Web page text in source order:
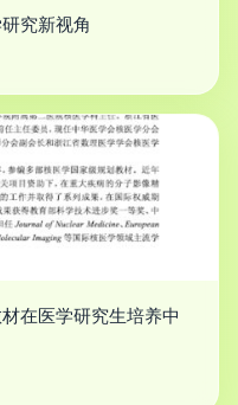
究新视角
在医学研究生培养中